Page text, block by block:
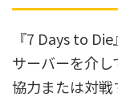
『7 Days to
サーバーを介し
協力または対戦